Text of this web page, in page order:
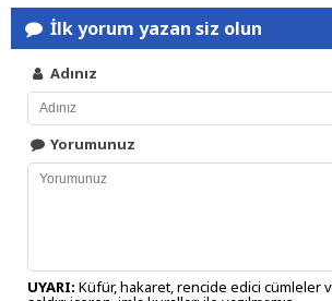
İlk yorum yazan siz olun
Adınız
Yorumunuz
UYARI: Küfür, hakaret, rencide edici cümleler